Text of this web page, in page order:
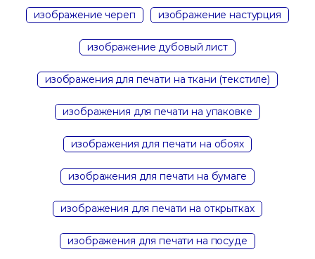
изображение череп изображение настурция
изображение дубовый лист
изображения для печати на ткани (текстиле)
изображения для печати на упаковке
изображения для печати на обоях
изображения для печати на бумаге
изображения для печати на открытках
изображения для печати на посуде